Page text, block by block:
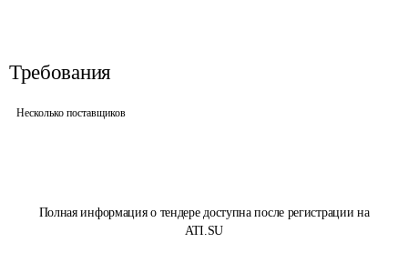
Полная информация о тендере доступна после регистрации на
ATI.SU
Требования
Несколько поставщиков